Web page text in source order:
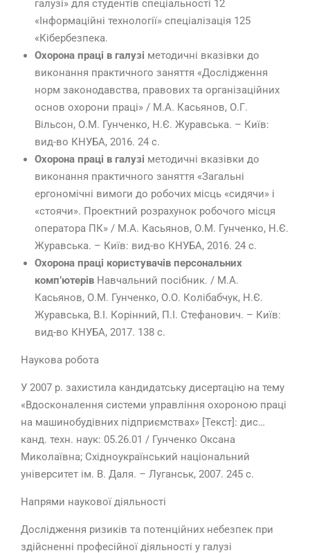
галузі» для студентів спеціальності 12
«Інформаційні технології» спеціалізація 125
«Кібербезпека.
Охорона праці в галузі методичні вказівки до
виконання практичного заняття «Дослідження
норм законодавства, правових та організаційних
основ охорони праці» / М.А. Касьянов, О.Г.
Вільсон, О.М. Гунченко, Н.Є. Журавська. – Київ:
вид-во КНУБА, 2016. 24 с.
Охорона праці в галузі методичні вказівки до
виконання практичного заняття «Загальні
ергономічні вимоги до робочих місць «сидячи» і
«стоячи». Проектний розрахунок робочого місця
оператора ПК» / М.А. Касьянов, О.М. Гунченко, Н.Є.
Журавська. – Київ: вид-во КНУБА, 2016. 24 с.
Охорона праці користувачів персональних
комп’ютерів Навчальний посібник. / М.А.
Касьянов, О.М. Гунченко, О.О. Колібабчук, Н.Є.
Журавська, В.І. Корінний, П.І. Стефанович. – Київ:
вид-во КНУБА, 2017. 138 с.
Наукова робота
У 2007 р. захистила кандидатську дисертацію на тему
«Вдосконалення системи управління охороною праці
на машинобудівних підприємствах» [Текст]: дис…
канд. техн. наук: 05.26.01 / Гунченко Оксана
Миколаївна; Східноукраїнський національний
університет ім. В. Даля. – Луганськ, 2007. 245 с.
Напрями наукової діяльності
Дослідження ризиків та потенційних небезпек при
здійсненні професійної діяльності у галузі